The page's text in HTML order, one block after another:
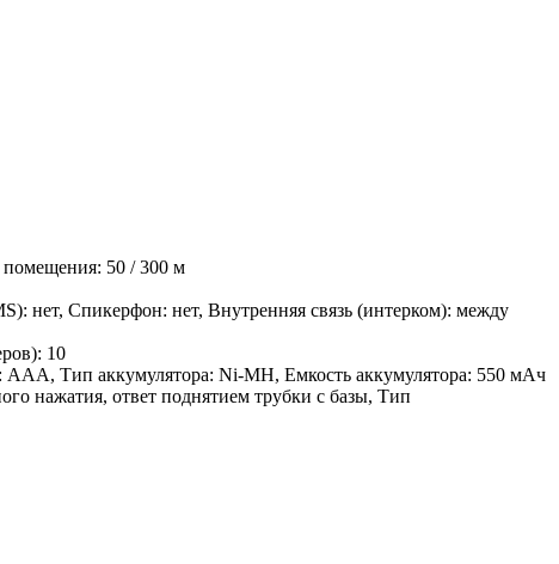
помещения: 50 / 300 м
нет, Спикерфон: нет, Внутренняя связь (интерком): между
10
Тип аккумулятора: Ni-MH, Емкость аккумулятора: 550 мАч
нажатия, ответ поднятием трубки с базы, Тип